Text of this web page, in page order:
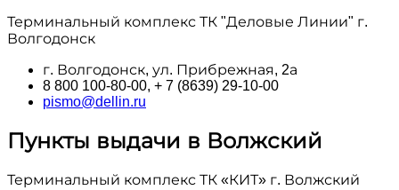
Терминальный комплекс ТК "Деловые Линии" г.
Волгодонск
г. Волгодонск, ул. Прибрежная, 2а
8 800 100‑80-00, + 7 (8639) 29-10-00
pismo@dellin.ru
Пункты выдачи в Волжский
Терминальный комплекс ТК «КИТ» г. Волжский